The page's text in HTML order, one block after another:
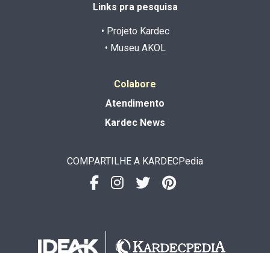
Links pra pesquisa
• Projeto Kardec
• Museu AKOL
Colabore
Atendimento
Kardec News
COMPARTILHE A KARDECPedia